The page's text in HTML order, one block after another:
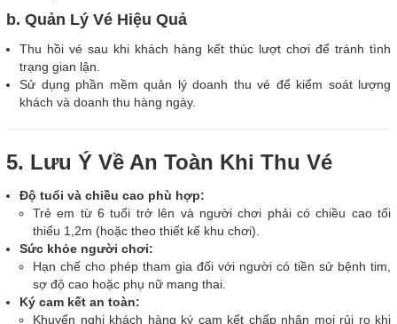
b. Quản Lý Vé Hiệu Quả
Thu hồi vé sau khi khách hàng kết thúc lượt chơi để tránh tình
trạng gian lận.
Sử dụng phần mềm quản lý doanh thu vé để kiểm soát lượng
khách và doanh thu hàng ngày.
5. Lưu Ý Về An Toàn Khi Thu Vé
Độ tuổi và chiều cao phù hợp:
Trẻ em từ 6 tuổi trở lên và người chơi phải có chiều cao tối
thiểu 1,2m (hoặc theo thiết kế khu chơi).
Sức khỏe người chơi:
Hạn chế cho phép tham gia đối với người có tiền sử bệnh tim,
sợ độ cao hoặc phụ nữ mang thai.
Ký cam kết an toàn:
Khuyến nghị khách hàng ký cam kết chấp nhận mọi rủi ro khi